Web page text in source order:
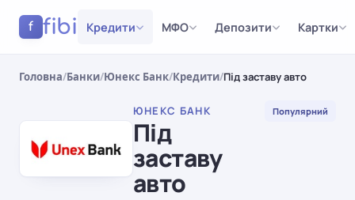
f fibi Кредити МФО Депозити Картки
Головна/Банки/Юнекс Банк/Кредити/Під заставу авто
ЮНЕКС БАНК
Під
заставу
авто
Популярний